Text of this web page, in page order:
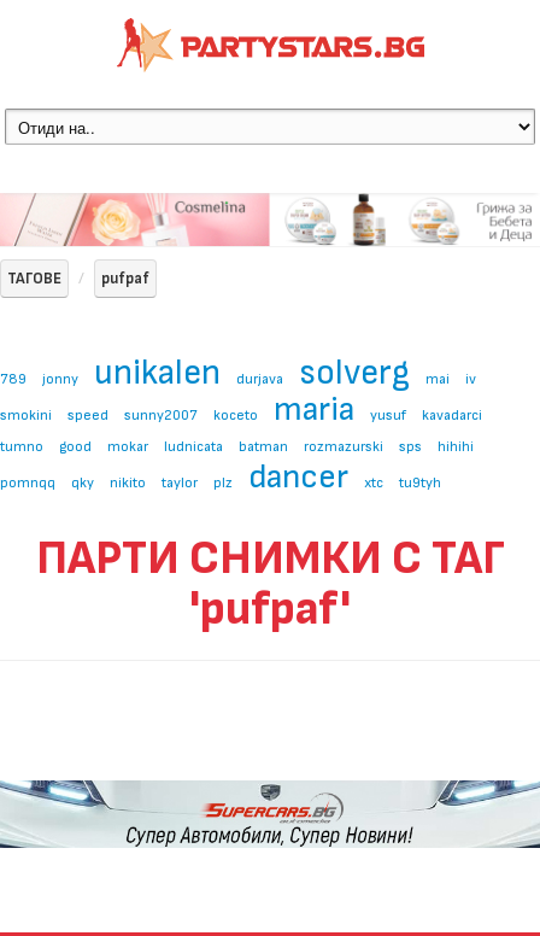
ТАГОВЕ pufpaf
789 jonny unikalen durjava solverg mai
iv
smokini
speed sunny2007 koceto maria yusuf
kavadarci
tumno
good mokar ludnicata batman rozmazurski sps
hihihi
pomnqq
qky nikito taylor plz dancer xtc tu9tyh
ПАРТИ СНИМКИ С ТАГ
'pufpaf'